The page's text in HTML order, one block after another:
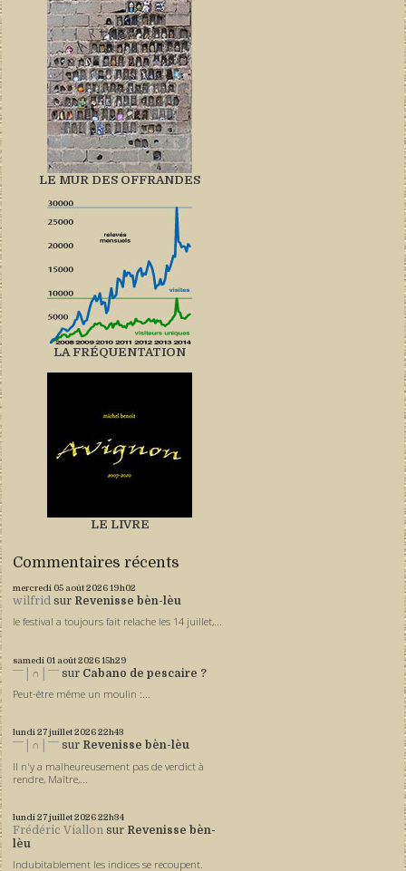
LE MUR DES OFFRANDES
LA FRÉQUENTATION
LE LIVRE
Commentaires récents
mercredi 05 août 202619h02
wilfrid sur Revenisse bèn-lèu
le festival a toujours fait relache les 14 juillet,...
samedi 01 août 202615h29
ˉˉˉ│∩│ˉˉˉ sur Cabano de pescaire ?
Peut-être même un moulin :...
lundi 27juillet 202622h43
ˉˉˉ│∩│ˉˉˉ sur Revenisse bèn-lèu
Il n'y a malheureusement pas de verdict à
rendre, Maître,...
lundi 27juillet 202622h34
Frédéric Viallon sur Revenisse bèn-
lèu
Indubitablement les indices se recoupent.